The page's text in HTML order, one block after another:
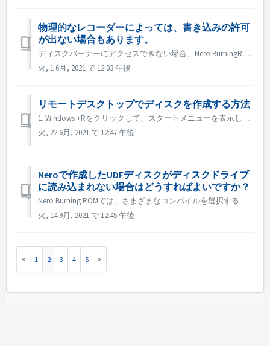
物理的なレコーダーによっては、書き込みの許可
が出ない場合もあります。
ディスクバーナーにアクセスできない場合、Nero BurningROMまたはNero Expressを開くと、エラーメッセージがポップアップ表示されます。 解決方法： 管理者アカウントでWIN+Rを押して gpedit.msc と入力し、「CD and DVD:Deny read acces...
火, 1 6月, 2021 で 12:03 午後
リモートデスクトップでディスクを作成する方法
1. Windows +Rをクリックして、スタートメニューを表示します。 2. 検索ボックスに gpedit.msc と入力し、キーボードの[Enter]キーを押します。ローカルグループポリシーエディターが表示されます。 3. ローカルグループポリシーエディターのウィンドウが開いたら、Adm...
火, 22 6月, 2021 で 12:47 午後
Neroで作成したUDFディスクがディスクドライブ
に読み込まれない場合はどうすればよいですか？
Nero Burning ROMでは、さまざまなコンパイルを選択することができます。 UDF ディスクを作成した場合、ディスクドライブと UDF の互換性が低いと、ディスクの読み取りに失敗することがあります。 ISOやUDF/ISOのような他のコンパイレーションを選択して、再度お試しになることをお勧めします。 ...
火, 14 9月, 2021 で 12:45 午後
1 2 3 4 5